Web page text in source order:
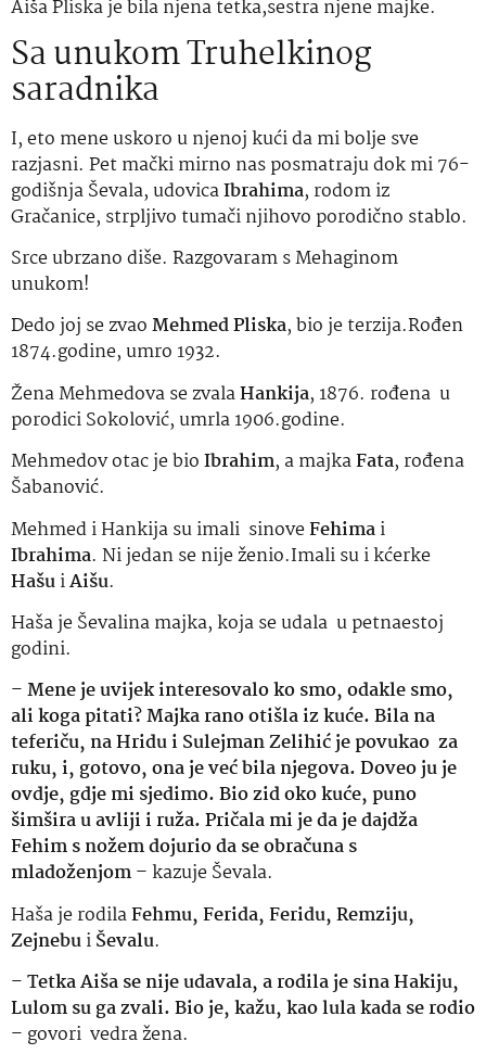
Aiša Pliska je bila njena tetka,sestra njene majke.
Sa unukom Truhelkinog
saradnika
I, eto mene uskoro u njenoj kući da mi bolje sve
razjasni. Pet mački mirno nas posmatraju dok mi 76-
godišnja Ševala, udovicaIbrahima, rodom iz
Gračanice, strpljivo tumači njihovo porodično stablo.
Srce ubrzano diše. Razgovaram s Mehaginom
unukom!
Dedo joj se zvaoMehmed Pliska, bio je terzija.Rođen
1874.godine, umro 1932.
Žena Mehmedova se zvalaHankija, 1876. rođena u
porodici Sokolović, umrla 1906.godine.
Mehmedov otac je bioIbrahim, a majkaFata, rođena
Šabanović.
Mehmed i Hankija su imali sinoveFehimai
Ibrahima. Ni jedan se nije ženio.Imali su i kćerke
HašuiAišu.
Haša je Ševalina majka, koja se udala u petnaestoj
godini.
–Mene je uvijek interesovalo ko smo, odakle smo,
ali koga pitati? Majka rano otišla iz kuće. Bila na
teferiču, na Hridu i Sulejman Zelihić je povukao za
ruku, i, gotovo, ona je već bila njegova. Doveo ju je
ovdje, gdje mi sjedimo. Bio zid oko kuće, puno
šimšira u avliji i ruža. Pričala mi je da je dajdža
Fehim s nožem dojurio da se obračuna s
mladoženjom– kazuje Ševala.
Haša je rodilaFehmu, Ferida, Feridu, Remziju,
ZejnebuiŠevalu.
–Tetka Aiša se nije udavala, a rodila je sina Hakiju,
Lulom su ga zvali. Bio je, kažu, kao lula kada se rodio
– govori vedra žena.